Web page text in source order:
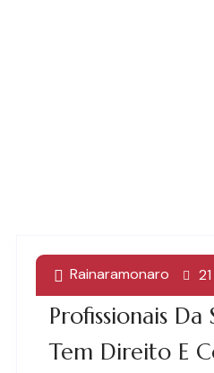
Abatimento Do
Profissionais
Tem Direito E
Rainaramonaro